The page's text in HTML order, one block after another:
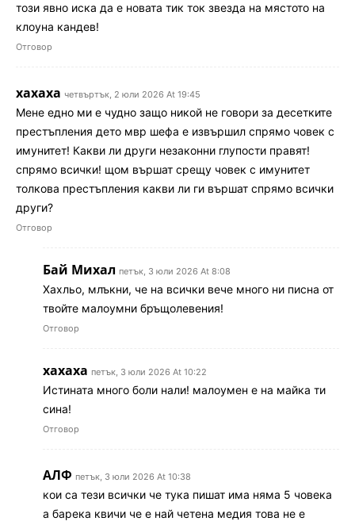
този явно иска да е новата тик ток звезда на мястото на
клоуна кандев!
Отговор
хахаха четвъртък, 2 юли 2026 At 19:45
Мене едно ми е чудно защо никой не говори за десетките
престъпления дето мвр шефа е извършил спрямо човек с
имунитет! Какви ли други незаконни глупости правят!
спрямо всички! щом вършат срещу човек с имунитет
толкова престъпления какви ли ги вършат спрямо всички
други?
Отговор
Бай Михал петък, 3 юли 2026 At 8:08
Хахльо, млъкни, че на всички вече много ни писна от
твойте малоумни бръщолевения!
Отговор
хахаха петък, 3 юли 2026 At 10:22
Истината много боли нали! малоумен е на майка ти
сина!
Отговор
АЛФ петък, 3 юли 2026 At 10:38
кои са тези всички че тука пишат има няма 5 човека
а барека квичи че е най четена медия това не е